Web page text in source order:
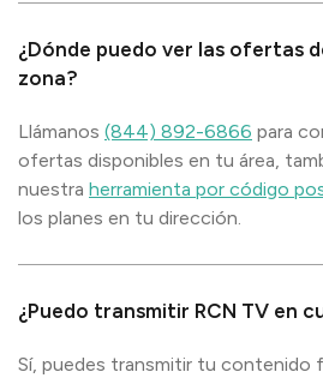
¿Dónde puedo ver las ofertas
zona?
Llámanos (844) 892-6866 para
ofertas disponibles en tu área,
nuestra herramienta por código
los planes en tu dirección.
¿Puedo transmitir RCN TV en
Sí, puedes transmitir tu contenido